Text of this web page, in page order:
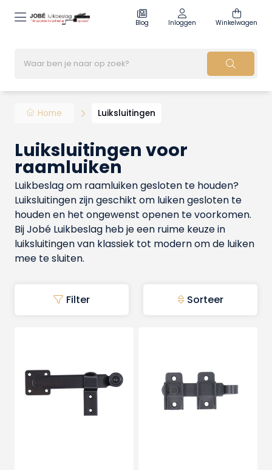
Blog Inloggen Winkelwagen
Home Luiksluitingen
Luiksluitingen voor
raamluiken
Luikbeslag om raamluiken gesloten te houden?
Luiksluitingen zijn geschikt om luiken gesloten te
houden en het ongewenst openen te voorkomen.
Bij Jobé Luikbeslag heb je een ruime keuze in
luiksluitingen van klassiek tot modern om de luiken
mee te sluiten.
Filter Sorteer